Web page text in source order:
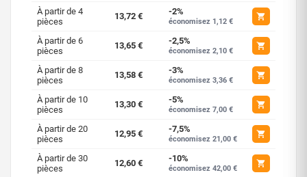
À partir de 4
pièces
13,72 € -2%
économisez 1,12 €
À partir de 6
pièces
13,65 € -2,5%
économisez 2,10 €
À partir de 8
pièces
13,58 € -3%
économisez 3,36 €
À partir de 10
pièces
13,30 € -5%
économisez 7,00 €
À partir de 20
pièces
12,95 € -7,5%
économisez 21,00 €
À partir de 30
pièces
12,60 € -10%
économisez 42,00 €